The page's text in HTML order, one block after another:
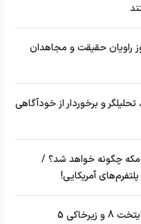
راویان حقیقت و مجاهدان
تحلیلگر و برخوردار از خودآگاهی
چگونه خواهد شد؟ /
5